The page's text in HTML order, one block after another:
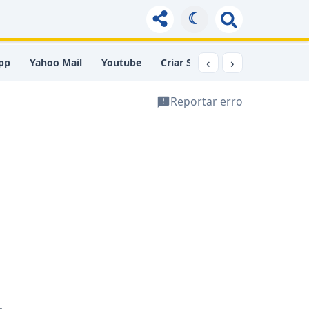
☾
Yahoo Mail Youtube Criar Site Comprimir PDF
‹ ›
Reportar erro